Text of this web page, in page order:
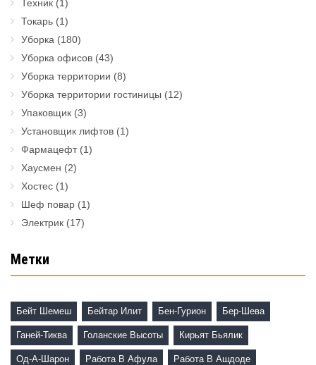
Техник (1)
Токарь (1)
Уборка (180)
Уборка офисов (43)
Уборка территории (8)
Уборка территории гостиницы (12)
Упаковщик (3)
Установщик лифтов (1)
Фармацефт(1)
Хаусмен (2)
Хостес (1)
Шеф повар (1)
Электрик (17)
Метки
Бейт Шемеш Бейтар Илит Бен-Гурион Бер-Шева
Ганей-Тиква Голанские Высоты Кирьят Бьялик
Од-А-Шарон Работа В Афула Работа В Ашдоде